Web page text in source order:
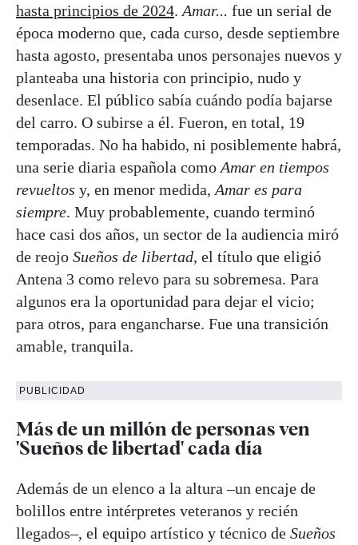
hasta principios de 2024. Amar... fue un serial de
época moderno que, cada curso, desde septiembre
hasta agosto, presentaba unos personajes nuevos y
planteaba una historia con principio, nudo y
desenlace. El público sabía cuándo podía bajarse
del carro. O subirse a él. Fueron, en total, 19
temporadas. No ha habido, ni posiblemente habrá,
una serie diaria española como Amar en tiempos
revueltos y, en menor medida, Amar es para
siempre. Muy probablemente, cuando terminó
hace casi dos años, un sector de la audiencia miró
de reojo Sueños de libertad, el título que eligió
Antena 3 como relevo para su sobremesa. Para
algunos era la oportunidad para dejar el vicio;
para otros, para engancharse. Fue una transición
amable, tranquila.
PUBLICIDAD
Más de un millón de personas ven
'Sueños de libertad' cada día
Además de un elenco a la altura –un encaje de
bolillos entre intérpretes veteranos y recién
llegados–, el equipo artístico y técnico de Sueños